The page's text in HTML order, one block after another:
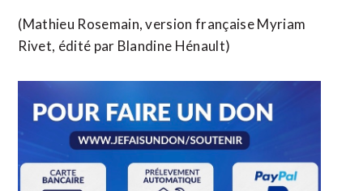
(Mathieu Rosemain, version française Myriam
Rivet, édité par Blandine Hénault)